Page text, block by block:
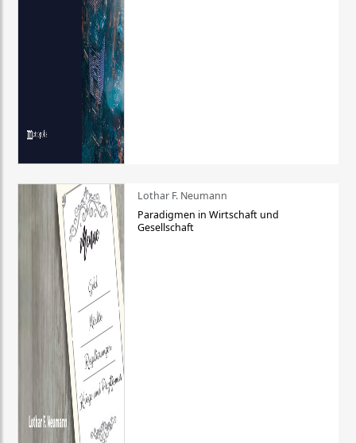
Lothar F. Neumann
Paradigmen in Wirtschaft und
Gesellschaft